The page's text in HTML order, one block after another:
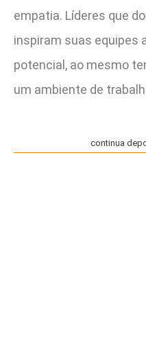
empatia. Líderes que
inspiram suas equipes
potencial, ao mesmo
um ambiente de
continua